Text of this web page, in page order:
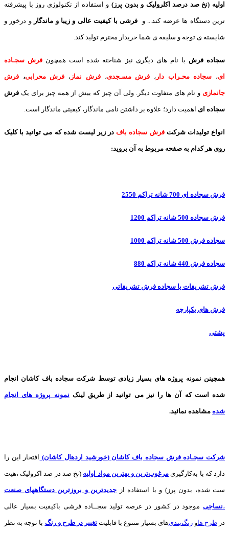
اولیه (نخ صد درصد اکلرولیک و بدون پرز) و استفاده از تکنولوژی روز با پیشرفته
ترین دستگاه ها عرضه کند... و فرشی با کیفیت عالی و زیبا و ماندگار و درخور و
شایسته ی توجه و سلیقه ی شما خریدار محترم تولید کند.
سجاده فرش با نام های دیگری نیز شناخته شده است همچون فرش سجـاده
ای، سجاده محـراب دار ، فرش مسـجدی،فرش نماز ، فرش محرابی، فرش
جانمازی و نام های متفاوت دیگر. ولی آن چیز که بیش از همه چیز برای یک فرش
سجاده ای اهمیت دارد؛ علاوه بر داشتن نامی ماندگار، کیفیتی ماندگار است.
انواع تولیدات شرکتفرش سجاده بافدر زیر لیست شده که می توانید با کلیک
روی هر کدام به صفحه مربوط به آن بروید:
فرش سجاده ای 700 شانه تراکم 2550
فرش سجاده 500 شانه تراکم 1200
سجاده فرش 500 شانه تراکم 1000
سجاده فرش 440 شانه تراکم 880
فرش تشریفات یا سجاده فرش تشریفاتی
فرش های یکپارچه
پشتی
همچینن نمونه پروژه های بسیار زیادی توسط شرکت سجاده باف کاشان انجام
شده است که آن ها را نیز می توانید از طریق لینک نمونه پروژه های انجام
شده مشاهده نمائید.
شرکت سجـاده فرش سجاده باف کاشان (خورشید اردهال کاشان) افتخار این را
دارد که با به‌کارگیری مرغوب‌ترین و بهترین مواد اولیه (نخ صد در صد اکرولیک ،هیت
ست شده، بدون پرز) و با استفاده از جدیدترین و بروزترین دستگاههای صنعت
نساجی، موجود در کشور در عرصه تولید سجــاده فرشی باکیفیت بسیار عالی
درطرح هاو
رنگ‌بندی‌ های بسیار متنوع با قابلیت تغییر در طرح و رنگ با توجه به نظر